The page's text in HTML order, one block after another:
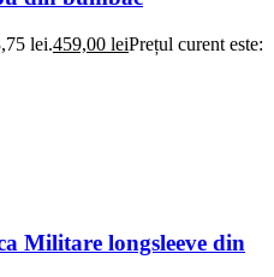
lei.459,00 leiPrețul curent este:
Militare longsleeve din